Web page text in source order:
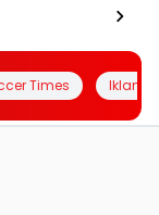
Times Iklanin